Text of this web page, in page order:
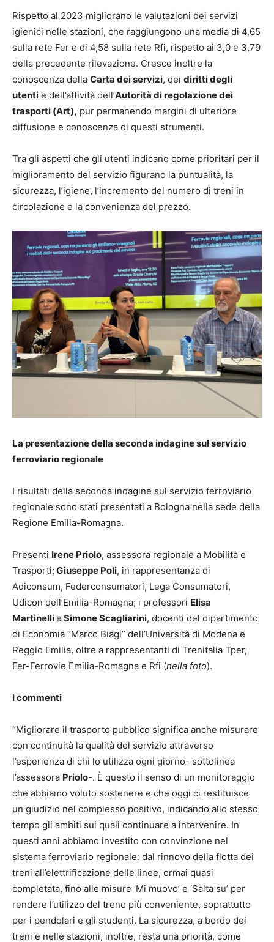
Rispetto al 2023 migliorano le valutazioni dei servizi
igienici nelle stazioni, che raggiungono una media di 4,65
sulla rete Fer e di 4,58 sulla rete Rfi, rispetto ai 3,0 e 3,79
della precedente rilevazione. Cresce inoltre la
conoscenza della Carta dei servizi, dei diritti degli
utenti e dell’attività dell’Autorità di regolazione dei
trasporti (Art), pur permanendo margini di ulteriore
diffusione e conoscenza di questi strumenti.
Tra gli aspetti che gli utenti indicano come prioritari per il
miglioramento del servizio figurano la puntualità, la
sicurezza, l’igiene, l’incremento del numero di treni in
circolazione e la convenienza del prezzo.
La presentazione della seconda indagine sul servizio
ferroviario regionale
I risultati della seconda indagine sul servizio ferroviario
regionale sono stati presentati a Bologna nella sede della
Regione Emilia-Romagna.
Presenti Irene Priolo, assessora regionale a Mobilità e
Trasporti; Giuseppe Poli, in rappresentanza di
Adiconsum, Federconsumatori, Lega Consumatori,
Udicon dell’Emilia-Romagna; i professori Elisa
Martinellie Simone Scagliarini, docenti del dipartimento
di Economia “Marco Biagi” dell’Università di Modena e
Reggio Emilia, oltre a rappresentanti di Trenitalia Tper,
Fer-Ferrovie Emilia-Romagna e Rfi (nella foto).
I commenti
“Migliorare il trasporto pubblico significa anche misurare
con continuità la qualità del servizio attraverso
l’esperienza di chi lo utilizza ogni giorno- sottolinea
l’assessora Priolo-. È questo il senso di un monitoraggio
che abbiamo voluto sostenere e che oggi ci restituisce
un giudizio nel complesso positivo, indicando allo stesso
tempo gli ambiti sui quali continuare a intervenire. In
questi anni abbiamo investito con convinzione nel
sistema ferroviario regionale: dal rinnovo della flotta dei
treni all’elettrificazione delle linee, ormai quasi
completata, fino alle misure ‘Mi muovo’ e ‘Salta su’ per
rendere l’utilizzo del treno più conveniente, soprattutto
per i pendolari e gli studenti. La sicurezza, a bordo dei
treni e nelle stazioni, inoltre, resta una priorità, come